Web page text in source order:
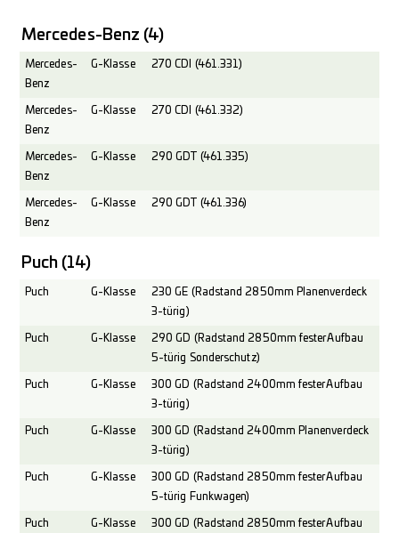
Mercedes-Benz (4)
Mercedes-
Benz
G-Klasse 270 CDI (461.331)
Mercedes-
Benz
G-Klasse 270 CDI (461.332)
Mercedes-
Benz
G-Klasse 290 GDT (461.335)
Mercedes-
Benz
G-Klasse 290 GDT (461.336)
Puch (14)
Puch G-Klasse
230 GE (Radstand 2850mm Planenverdeck
3-türig)
Puch G-Klasse
290 GD (Radstand 2850mm fester Aufbau
5-türig Sonderschutz)
Puch G-Klasse
300 GD (Radstand 2400mm fester Aufbau
3-türig)
Puch G-Klasse
300 GD (Radstand 2400mm Planenverdeck
3-türig)
Puch G-Klasse
300 GD (Radstand 2850mm fester Aufbau
5-türig Funkwagen)
Puch G-Klasse
300 GD (Radstand 2850mm fester Aufbau